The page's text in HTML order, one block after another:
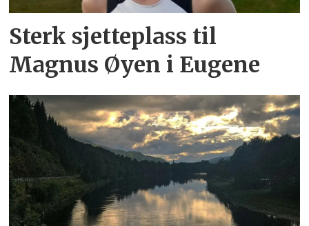
Sterk sjetteplass til
Magnus Øyen i Eugene